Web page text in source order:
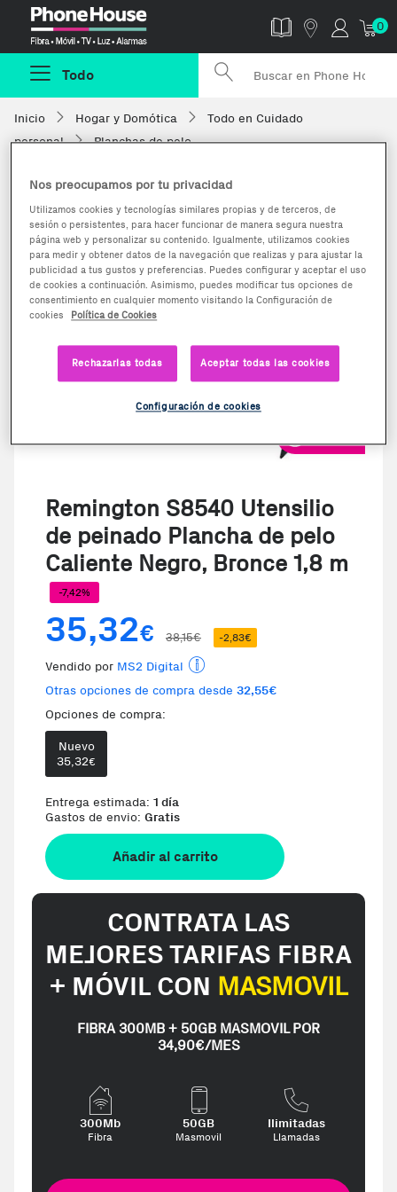
0
Todo
Inicio Hogar y Domótica
Todo en Cuidado
personal
Planchas de pelo
Remington S8540 Utensilio
de peinado Plancha de pelo
Caliente Negro, Bronce 1,8 m
-7,42%
35,32€ 38,15€ -2,83€
Vendido por MS2 Digital
Otras opciones de compra desde 32,55€
Opciones de compra:
Nuevo
35,32€
Entrega estimada: 1 día
Gastos de envio: Gratis
Añadir al carrito
CONTRATA LAS
MEJORES TARIFAS FIBRA
+ MÓVIL CON MASMOVIL
FIBRA 300MB + 50GB MASMOVIL POR
34,90€/MES
300Mb
Fibra
50GB
Masmovil
Ilimitadas
Llamadas
Nos preocupamos por tu privacidad
Utilizamos cookies y tecnologías similares propias y de terceros, de
sesión o persistentes, para hacer funcionar de manera segura nuestra
página web y personalizar su contenido. Igualmente, utilizamos cookies
para medir y obtener datos de la navegación que realizas y para ajustar la
publicidad a tus gustos y preferencias. Puedes configurar y aceptar el uso
de cookies a continuación. Asimismo, puedes modificar tus opciones de
consentimiento en cualquier momento visitando la Configuración de
cookies
Política de Cookies
Rechazarlas todas Aceptar todas las cookies
Configuración de cookies